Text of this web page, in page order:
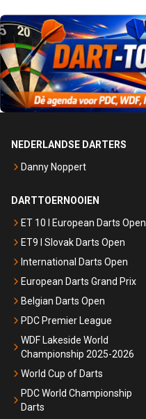
NEDERLANDSE DARTERS
Danny Noppert
DARTTOERNOOIEN
ET 10 I European Darts Open
ET9 I Slovak Darts Open
International Darts Open
European Darts Grand Prix
Belgian Darts Open
PDC Premier League
WDF Lakeside World
Championship 2025-2026
World Cup of Darts
PDC World Championship
Darts